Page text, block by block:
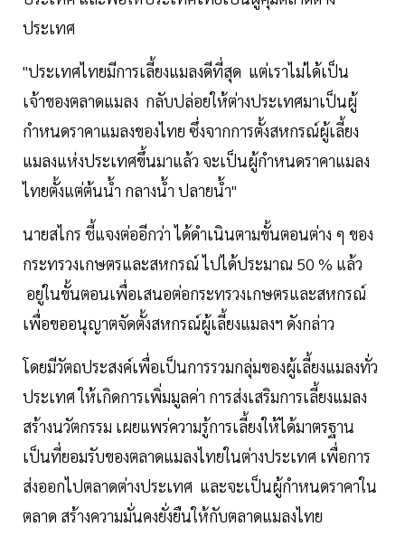
ประเทศ
"ประเทศไทยมีการเลี้ยงแมลงดีที่สุด แต่เราไม่ได้เป็น
เจ้าของตลาดแมลง กลับปล่อยให้ต่างประเทศมาเป็นผู้
กำหนดราคาแมลงของไทย ซึ่งจากการตั้งสหกรณ์ผู้เลี้ยง
แมลงแห่งประเทศขึ้นมาแล้ว จะเป็นผู้กำหนดราคาแมลง
ไทยตั้งแต่ต้นน้ำ กลางน้ำ ปลายน้ำ"
นายสไกร ชี้แจงต่ออีกว่า ได้ดำเนินตามขั้นตอนต่าง ๆ ของ
กระทรวงเกษตรและสหกรณ์ ไปได้ประมาณ 50 % แล้ว
อยู่ในขั้นตอนเพื่อเสนอต่อกระทรวงเกษตรและสหกรณ์
เพื่อขออนุญาตจัดตั้งสหกรณ์ผู้เลี้ยงแมลงฯ ดังกล่าว
โดยมีวัตถประสงค์เพื่อเป็นการรวมกลุ่มของผู้เลี้ยงแมลงทั่ว
ประเทศ ให้เกิดการเพิ่มมูลค่า การส่งเสริมการเลี้ยงแมลง
สร้างนวัตกรรม เผยแพร่ความรู้การเลี้ยงให้ได้มาตรฐาน
เป็นที่ยอมรับของตลาดแมลงไทยในต่างประเทศ เพื่อการ
ส่งออกไปตลาดต่างประเทศ และจะเป็นผู้กำหนดราคาใน
ตลาด สร้างความมั่นคงยั่งยืนให้กับตลาดแมลงไทย